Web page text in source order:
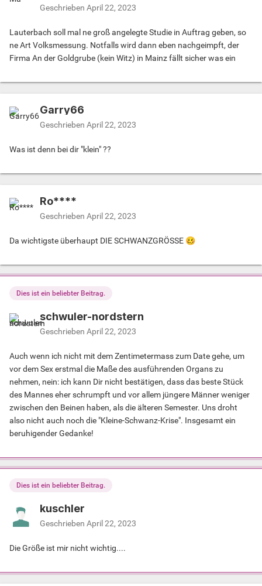
Geschrieben April 22, 2023
Lauterbach soll mal ne groß angelegte Studie in Auftrag geben, so
ne Art Volksmessung. Notfalls wird dann eben nachgeimpft, der
Firma An der Goldgrube (kein Witz) in Mainz fällt sicher was ein
Garry66
Geschrieben April 22, 2023
Was ist denn bei dir "klein" ??
Ro****
Geschrieben April 22, 2023
Da wichtigste überhaupt DIE SCHWANZGRÖSSE 🥴
Dies ist ein beliebter Beitrag.
schwuler-nordstern
Geschrieben April 22, 2023
Auch wenn ich nicht mit dem Zentimetermass zum Date gehe, um
vor dem Sex erstmal die Maße des ausführenden Organs zu
nehmen, nein: ich kann Dir nicht bestätigen, dass das beste Stück
des Mannes eher schrumpft und vor allem jüngere Männer weniger
zwischen den Beinen haben, als die älteren Semester. Uns droht
also nicht auch noch die "Kleine-Schwanz-Krise". Insgesamt ein
beruhigender Gedanke!
Dies ist ein beliebter Beitrag.
kuschler
Geschrieben April 22, 2023
Die Größe ist mir nicht wichtig....